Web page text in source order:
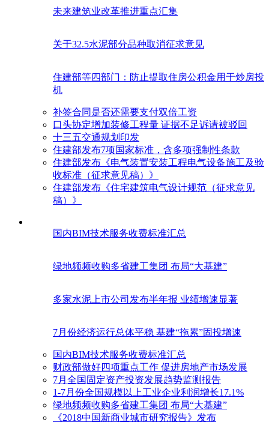
未来建筑业改革推进重点汇集
关于32.5水泥部分品种取消征求意见
住建部等四部门：防止提取住房公积金用于炒房投
机
补签合同是否还需要支付双倍工资
口头协定增加装修工程量 证据不足诉请被驳回
十三五交通规划印发
住建部发布7项国家标准，含多项强制性条款
住建部发布《电气装置安装工程电气设备施工及验
收标准（征求意见稿）》
住建部发布《住宅建筑电气设计规范（征求意见
稿）》
国内BIM技术服务收费标准汇总
绿地频频收购多省建工集团 布局“大基建”
多家水泥上市公司发布半年报 业绩增速显著
7月份经济运行总体平稳 基建“拖累”固投增速
国内BIM技术服务收费标准汇总
财政部做好四项重点工作 促进房地产市场发展
7月全国固定资产投资发展趋势监测报告
1-7月份全国规模以上工业企业利润增长17.1%
绿地频频收购多省建工集团 布局“大基建”
《2018中国新商业城市研究报告》发布